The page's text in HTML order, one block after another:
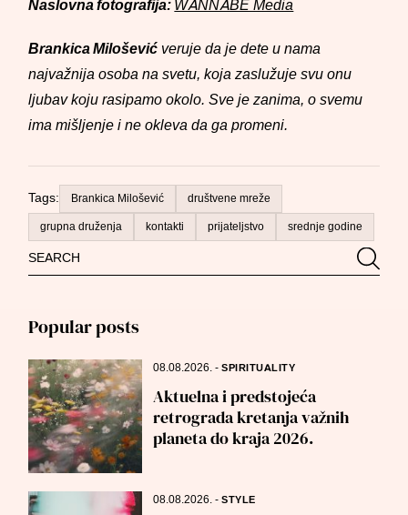
Search
for:
Popular posts
08.08.2026.-SPIRITUALITY
Aktuelna i predstojeća
retrograda kretanja važnih
planeta do kraja 2026.
08.08.2026.-STYLE
Naslovna fotografija: WANNABE Media
Brankica Milošević veruje da je dete u nama
najvažnija osoba na svetu, koja zaslužuje svu onu
ljubav koju rasipamo okolo. Sve je zanima, o svemu
ima mišljenje i ne okleva da ga promeni.
Tags: Brankica Milošević društvene mreže
grupna druženja kontakti prijateljstvo srednje godine